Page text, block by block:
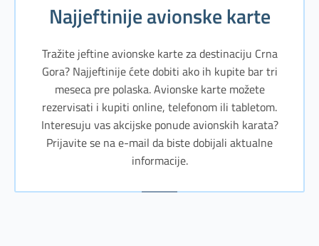
Najjeftinije avionske karte
Tražite jeftine avionske karte za destinaciju Crna
Gora? Najjeftinije ćete dobiti ako ih kupite bar tri
meseca pre polaska. Avionske karte možete
rezervisati i kupiti online, telefonom ili tabletom.
Interesuju vas akcijske ponude avionskih karata?
Prijavite se na e-mail da biste dobijali aktualne
informacije.